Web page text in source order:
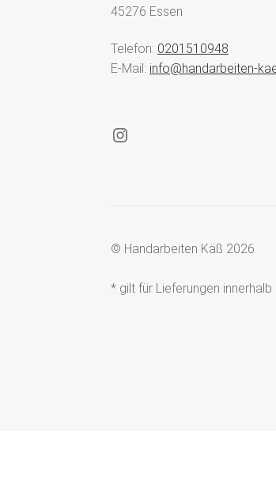
45276 Essen
Telefon: 0201510948
E-Mail: info@handarbeiten-
Instagram
© Handarbeiten Käß 2026
* gilt für Lieferungen